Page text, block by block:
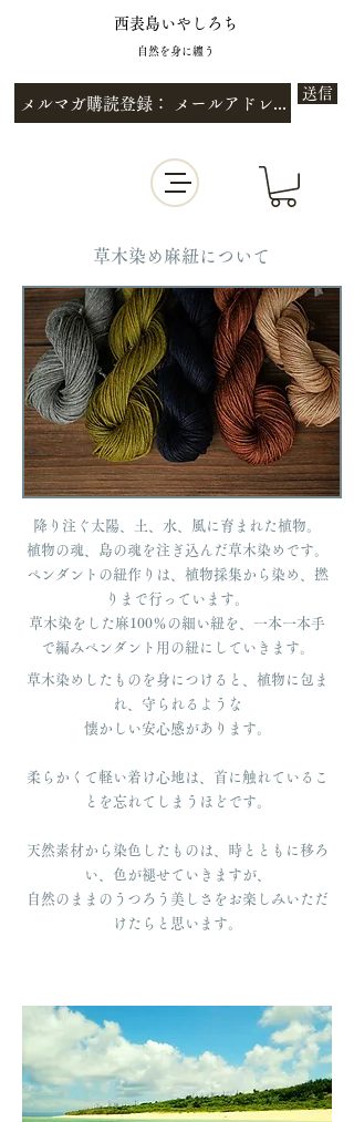
西表島いやしろち
自然を身に纏う
送信
草木染め麻紐について
降り注ぐ太陽、土、水、風に育まれた植物。
植物の魂、島の魂を注ぎ込んだ草木染めです。
ペンダントの紐作りは、植物採集から染め、撚
りまで行っています。
草木染をした麻100％の細い紐を、一本一本手
で編みペンダント用の紐にしていきます。
草木染めしたものを身につけると、植物に包ま
れ、守られるような
懐かしい安心感があります。
柔らかくて軽い着け心地は、首に触れているこ
とを忘れてしまうほどです。
天然素材から染色したものは、時とともに移ろ
い、色が褪せていきますが、
自然のままのうつろう美しさをお楽しみいただ
けたらと思います。